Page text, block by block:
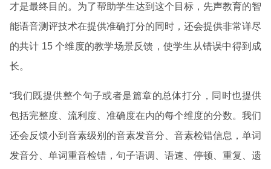
才是最终目的。为了帮助学生达到这个目标，先声教育的智
能语音测评技术在提供准确打分的同时，还会提供非常详尽
的共计 15 个维度的教学场景反馈，使学生从错误中得到成
长。
“我们既提供整个句子或者是篇章的总体打分，同时也提供
包括完整度、流利度、准确度在内的每个维度的分数。我们
还会反馈小到音素级别的音素发音分、音素检错信息，单词
发音分、单词重音检错，句子语调、语速、停顿、重复、遗